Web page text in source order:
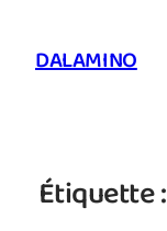
DALAMINO
Étiquette :